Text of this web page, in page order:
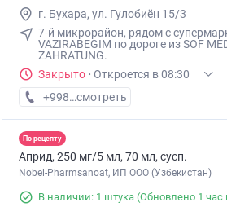
г. Бухара, ул. Гулобиён 15/3
7-й микрорайон, рядом с
VAZIRABEGIM по дороге из SOF
ZAHRATUNG.
Закрыто · Откроется в 08:30
+998 (98) XXX-XX-XX
смотреть
По рецепту
Априд, 250 мг/5 мл, 70 мл, сусп.
Nobel-Pharmsanoat, ИП ООО (Узбекистан)
В наличии: 1 штука (Обновлено 1 час